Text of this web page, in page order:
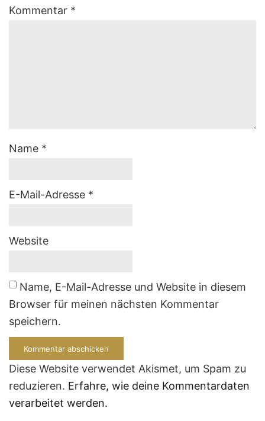
Kommentar *
Name *
E-Mail-Adresse *
Website
Name, E-Mail-Adresse und Website in diesem
Browser für meinen nächsten Kommentar
speichern.
Diese Website verwendet Akismet, um Spam zu
reduzieren. Erfahre, wie deine Kommentardaten
verarbeitet werden.